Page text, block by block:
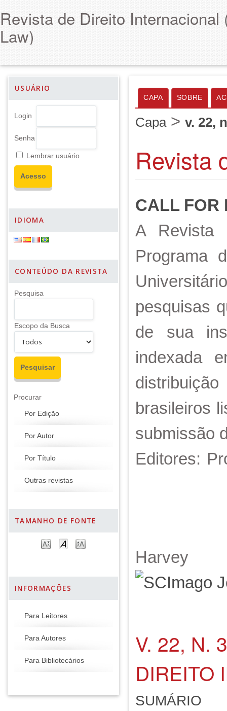
Revista de Direito
Law)
USUÁRIO
Login
Senha
Lembrar usuário
IDIOMA
CONTEÚDO DA REVISTA
Pesquisa
Escopo da Busca
Procurar
Por Edição
Por Autor
Por Título
Outras revistas
TAMANHO DE FONTE
INFORMAÇÕES
Para Leitores
Para Autores
Para Bibliotecários
CAPA SOBRE
Capa> v. 22,
Revista
CALL FOR
A Revista
Programa
pesquisas
de sua
indexada
brasileiros
submissão
Editores:
V. 22, N.
DIREITO
SUMÁRIO